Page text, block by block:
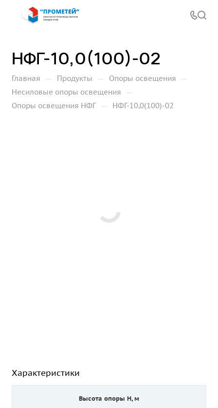
НФГ-10,0(100)-02
Главная — Продукты — Опоры освещения —
Несиловые опоры освещения —
Опоры освещения НФГ — НФГ-10,0(100)-02
Характеристики
Высота опоры Н, м